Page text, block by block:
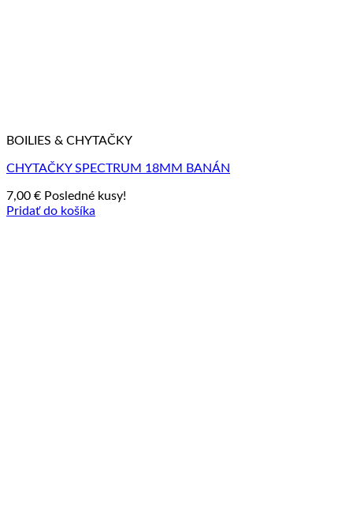
BOILIES & CHYTAČKY
CHYTAČKY SPECTRUM 18MM BANÁN
7,00 € Posledné kusy!
Pridať do košíka